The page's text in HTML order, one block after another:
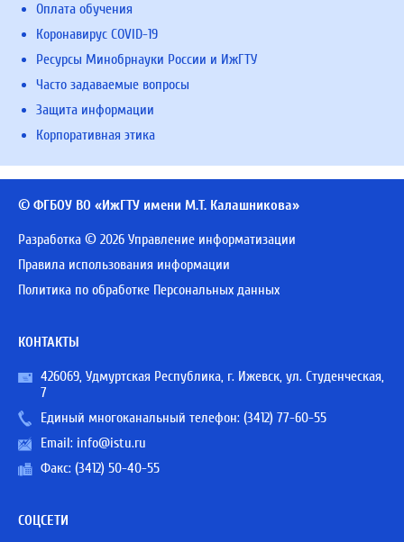
Оплата обучения
Коронавирус COVID-19
Ресурсы Минобрнауки России и ИжГТУ
Часто задаваемые вопросы
Защита информации
Корпоративная этика
© ФГБОУ ВО «ИжГТУ имени М.Т. Калашникова»
Разработка © 2026 Управление информатизации
Правила использования информации
Политика по обработке Персональных данных
КОНТАКТЫ
426069, Удмуртская Республика, г. Ижевск, ул. Студенческая,
7
Единый многоканальный телефон: (3412) 77-60-55
Email: info@istu.ru
Факс: (3412) 50-40-55
СОЦСЕТИ